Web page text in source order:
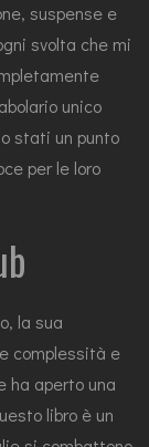
suspense e
svolta che mi
unico
stati un punto
per le loro
la sua
complessità e
ha aperto una
libro è un